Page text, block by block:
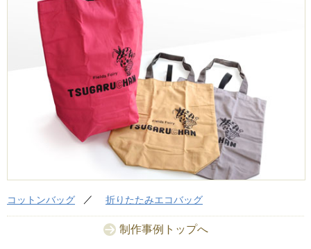
コットンバッグ 折りたたみエコバッグ
制作事例トップへ